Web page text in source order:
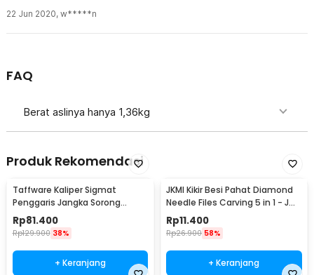
22 Jun 2020, w*****n
FAQ
Berat aslinya hanya 1,36kg
Produk Rekomendasi
Taffware Kaliper Sigmat
Penggaris Jangka Sorong
Digital LCD 150mm - SH20
Rp81.400
Rp129.900 38%
+ Keranjang
JKMI Kikir Besi Pahat Diamond
Needle Files Carving 5 in 1 - JM-
FL1-1
Rp11.400
Rp26.900 58%
+ Keranjang